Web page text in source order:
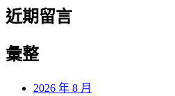
近期留言
彙整
2026 年 8 月